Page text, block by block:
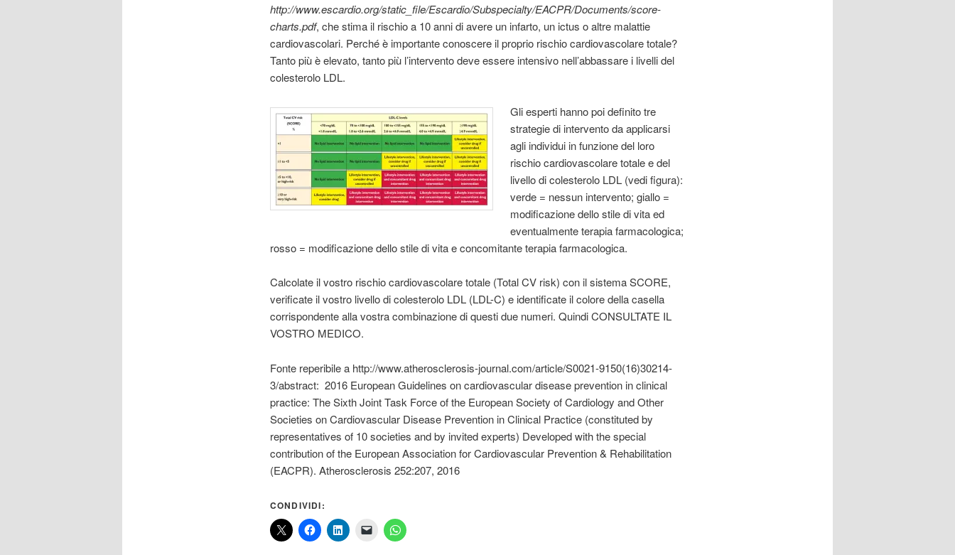
http://www.escardio.org/static_file/Escardio/Subspecialty/EACPR/Documents/score-
charts.pdf, che stima il rischio a 10 anni di avere un infarto, un ictus o altre malattie
cardiovascolari. Perché è importante conoscere il proprio rischio cardiovascolare totale?
Tanto più è elevato, tanto più l’intervento deve essere intensivo nell’abbassare i livelli del
colesterolo LDL.
Gli esperti hanno poi definito tre
strategie di intervento da applicarsi
agli individui in funzione del loro
rischio cardiovascolare totale e del
livello di colesterolo LDL (vedi figura):
verde = nessun intervento; giallo =
modificazione dello stile di vita ed
eventualmente terapia farmacologica;
rosso = modificazione dello stile di vita e concomitante terapia farmacologica.
Calcolate il vostro rischio cardiovascolare totale (Total CV risk) con il sistema SCORE,
verificate il vostro livello di colesterolo LDL (LDL-C) e identificate il colore della casella
corrispondente alla vostra combinazione di questi due numeri. Quindi CONSULTATE IL
VOSTRO MEDICO.
Fonte reperibile a http://www.atherosclerosis-journal.com/article/S0021-9150(16)30214-
3/abstract: 2016 European Guidelines on cardiovascular disease prevention in clinical
practice: The Sixth Joint Task Force of the European Society of Cardiology and Other
Societies on Cardiovascular Disease Prevention in Clinical Practice (constituted by
representatives of 10 societies and by invited experts) Developed with the special
contribution of the European Association for Cardiovascular Prevention & Rehabilitation
(EACPR). Atherosclerosis 252:207, 2016
CONDIVIDI: